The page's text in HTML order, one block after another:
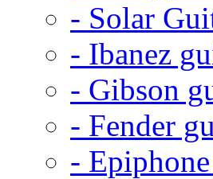
- Solar
- Ibanez
- Gibson
- Fender
-